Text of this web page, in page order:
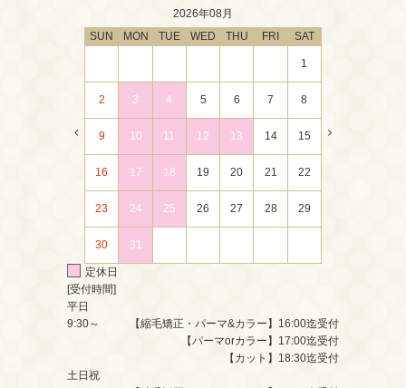
2026年08月
SUN
MON TUE WED THU FRI SAT
1
2 3 4 5 6 7 8
9 10 11 12 13 14 15
16 17 18 19 20 21 22
23 24 25 26 27 28 29
30 31
定休日
[受付時間]
平日
9:30～
【縮毛矯正・パーマ&カラー】16:00迄受付
【パーマorカラー】17:00迄受付
【カット】18:30迄受付
土日祝